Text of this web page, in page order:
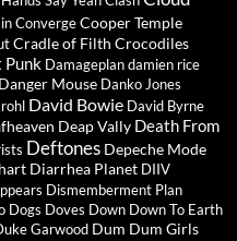
ConvergeCooper Temple
Cradle of Filth Crocodiles
Punk Damageplandamien rice
Danger Mouse Danko Jones
David Bowie David Byrne
Deap Vally Death From
Deftones Depeche Mode
Diarrhea Planet DIIV
Dismemberment Plan
Dogs Doves Down Down To Earth
Garwood Dum Dum Girls